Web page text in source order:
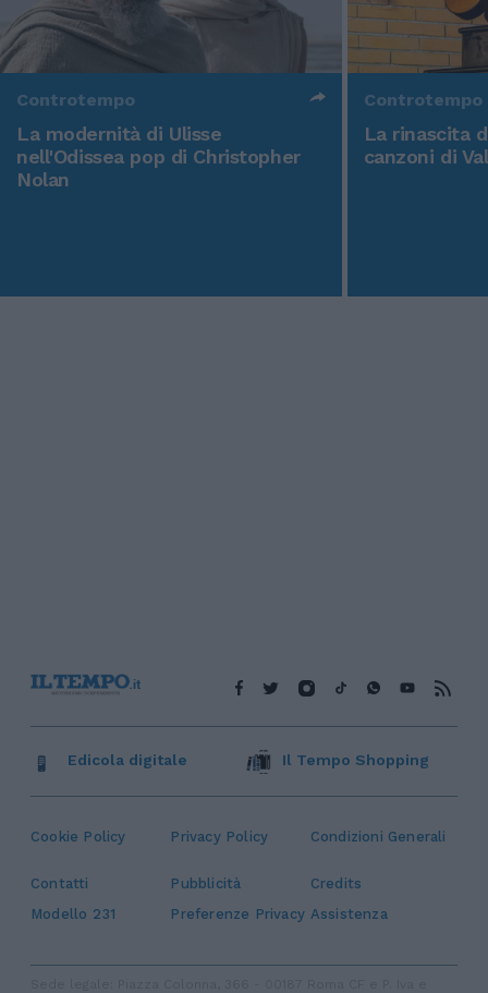
Controtempo
La modernità di Ulisse
nell'Odissea pop di Christopher
Nolan
Controtempo
La rinascita
canzoni di
Cookie Policy Privacy Policy Condizioni Generali
Contatti Pubblicità
Credits
Modello 231
Preferenze Privacy Assistenza
Edicola digitale Il Tempo Shopping